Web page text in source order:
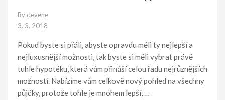
By devene
3. 3. 2018
Pokud byste si přáli, abyste opravdu měli ty nejlepší a
nejluxusnější možnosti, tak byste si měli vybrat právě
tuhle hypotéku, která vám přináší celou řadu nejrůznějších
možností. Nabízíme vám celkově nový pohled na všechny
půjčky, protože tohle je mnohem lepší, …